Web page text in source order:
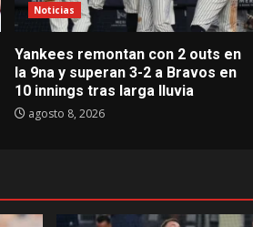
Noticias
Yankees remontan con 2 outs en
la 9na y superan 3-2 a Bravos en
10 innings tras larga lluvia
agosto 8, 2026